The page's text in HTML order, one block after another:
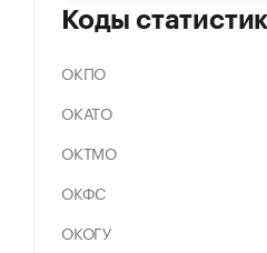
Коды
ОКПО
ОКАТО
ОКТМО
ОКФС
ОКОГУ